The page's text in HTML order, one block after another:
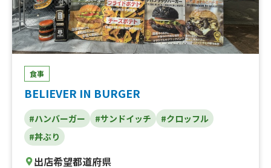
食事
BELIEVER IN BURGER
#ハンバーガー #サンドイッチ
#クロッフル
#丼ぶり
出店希望都道府県